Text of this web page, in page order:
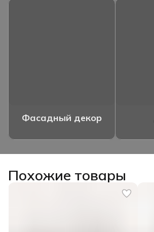
Фасадный декор
Похожие товары